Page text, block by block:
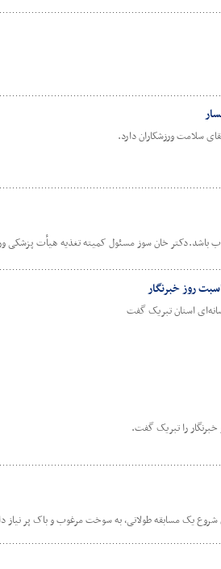
سلامت ورزشکاران دارد.
روز خبرنگار
استان تبریک گفت
را تبریک گفت.
یک مسابقه طولانی، به سوخت مرغوب و باک پر نیاز